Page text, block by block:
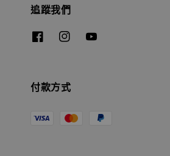
追蹤我們
付款方式